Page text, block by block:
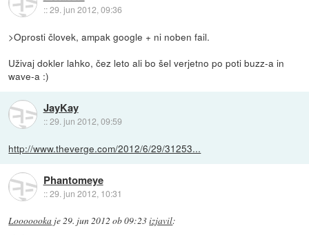
::29. jun 2012, 09:36
>Oprosti človek, ampak google + ni noben fail.
Uživaj dokler lahko, čez leto ali bo šel verjetno po poti buzz-a in
wave-a :)
JayKay
::29. jun 2012, 09:59
http://www.theverge.com/2012/6/29/31253...
Phantomeye
::29. jun 2012, 10:31
Looooooka je29. jun 2012 ob 09:23izjavil: